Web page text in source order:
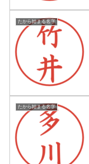
たから始まる名字
たから始まる名字